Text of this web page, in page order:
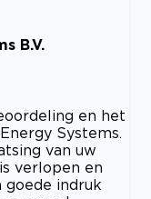
B.V.
en het
Systems.
van uw
verlopen en
goede indruk